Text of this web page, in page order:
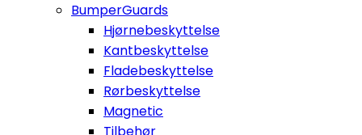
BumperGuards
Hjørnebeskyttelse
Kantbeskyttelse
Fladebeskyttelse
Rørbeskyttelse
Magnetic